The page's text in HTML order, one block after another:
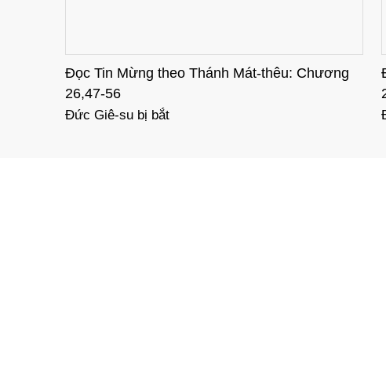
Chương
Đọc Tin Mừng theo Thánh Mát-thêu: Chương
26,36-46
Đức Giê-su cầu nguyện tại vườn Ghết-sê-ma-ni